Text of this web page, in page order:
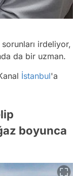
irdeliyor,
da bir uzman.
İstanbul'a
boyunca